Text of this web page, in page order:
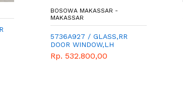
BOSOWA MAKASSAR -
MAKASSAR
5736A927 / GLASS,RR
DOOR WINDOW,LH
Rp. 532.800,00